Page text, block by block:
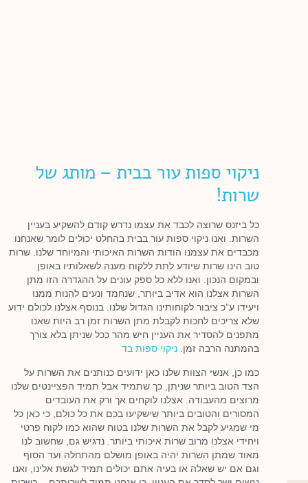
ניקוי ספות עור בבית – מותג של
שרות!
כל ביזנס שרוצה לכבד את עצמו נדרש קודם להשקיע בעניין
השרות. ואנו ניקוי ספות עור בבית בהחלט יכולים לומר שאנחנו
מכבדים את עצמנו הודות השרות האיכותי והמיוחד שלנו. שרות
טוב הינו שרות שיודע לתת ללקוח מענה לשאלותיו באופן
ובמקום הנכון. ואנו ללא כל ספק עונים על ההגדרה הזו מתן
השרות אצלנו הוא אדיב ביותר, שנחמד ונעים להנות ממנו
ויעידו ע”כ ציבור לקוחותינו הגדול שלנו. בנוסף אצלנו לכולם ידוע
שלא צריכים לחכות לקבלת מתן השרות זמן רב היות שאנו
מתפנים להסדיר את העניין חיש מהר ככל שניתן בלא צורך
בהמתנה הרבה זמן. ניקוי ספות בד
כמו כן, אנשי הצוות שלנו כאן ידועים כנותנים את השרות על
הצד הטוב ביותר שניתן, כך שתמיד אבל תמיד הפציינטים שלנו
מרוצים מהעבודה. אצלנו לוקחים אך ורק את העובדים
המסורים והטובים ביותר שישקיעו בכם את כל כולם, כי כאן כל
מי שמגיע לקבל את השרות שלנו בטוח שהוא כמו לקוח פרטי
ויחידי אצלנו מרוב שרות איכותי ביותר. נדגיש גם, שחשוב לנו
מאוד שמתן השרות יהיה באופן מושלם מהתחלה ועד הסוף
וגם אם יש שאלה או בעיה אתם יכולים תמיד לגשת אלינו, ואנו